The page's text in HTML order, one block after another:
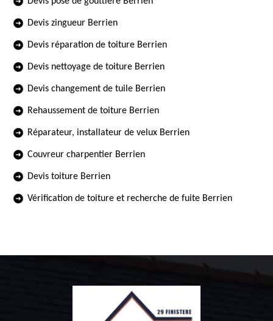
Devis zingueur Berrien
Devis réparation de toiture Berrien
Devis nettoyage de toiture Berrien
Devis changement de tuile Berrien
Rehaussement de toiture Berrien
Réparateur, installateur de velux Berrien
Couvreur charpentier Berrien
Devis toiture Berrien
Vérification de toiture et recherche de fuite Berrien